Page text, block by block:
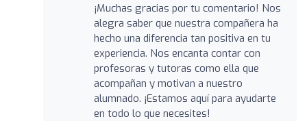
¡Muchas gracias por tu comentario! Nos
alegra saber que nuestra compañera ha
hecho una diferencia tan positiva en tu
experiencia. Nos encanta contar con
profesoras y tutoras como ella que
acompañan y motivan a nuestro
alumnado. ¡Estamos aquí para ayudarte
en todo lo que necesites!